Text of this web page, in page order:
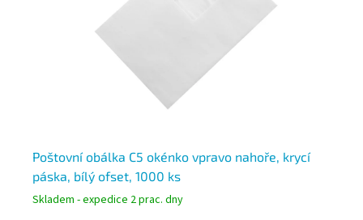
Poštovní obálka C5 okénko vpravo nahoře, krycí
páska, bílý ofset, 1000 ks
Skladem - expedice 2 prac. dny